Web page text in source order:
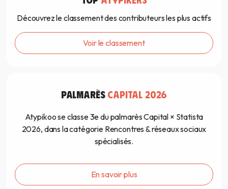
Découvrez le classement des contributeurs les plus actifs
Voir le classement
PALMARÈS CAPITAL 2026
Atypikoo se classe 3e du palmarès Capital × Statista
2026, dans la catégorie Rencontres & réseaux sociaux
spécialisés.
En savoir plus